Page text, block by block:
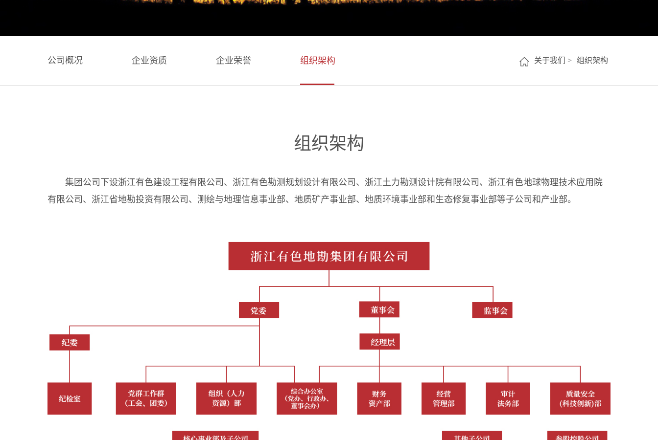
公司概况 企业资质 企业荣誉 组织架构 关于我们 > 组织架构
组织架构
集团公司下设浙江有色建设工程有限公司、浙江有色勘测规划设计有限公司、浙江土力勘测设计院有限公司、浙江有色地球物理技术应用院
有限公司、浙江省地勘投资有限公司、测绘与地理信息事业部、地质矿产事业部、地质环境事业部和生态修复事业部等子公司和产业部。